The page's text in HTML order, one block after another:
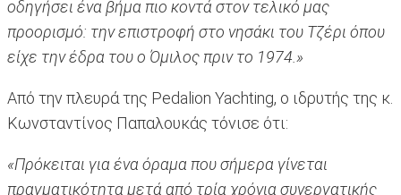
οδηγήσει ένα βήμα πιο κοντά στον τελικό μας
προορισμό: την επιστροφή στο νησάκι του Τζέρι όπου
είχε την έδρα του ο Όμιλος πριν το 1974.»
Από την πλευρά της Pedalion Yachting, ο ιδρυτής της κ.
Κωνσταντίνος Παπαλουκάς τόνισε ότι:
«Πρόκειται για ένα όραμα που σήμερα γίνεται
πραγματικότητα μετά από τρία χρόνια συνεργατικής